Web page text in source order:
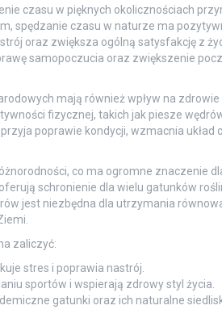
czasu w pięknych okolicznościach
spędzanie czasu w naturze ma
oraz zwiększa ogólną satysfakcję z
samopoczucia oraz zwiększenie
mają również wpływ na zdrowie
fizycznej, takich jak piesze
poprawie kondycji, wzmacnia układ
co ma ogromne znaczenie
schronienie dla wielu gatunków
jest niezbędna dla utrzymania
zaliczyć:
stres i poprawia nastrój.
sportów i wspierają zdrowy styl życia.
gatunki oraz ich naturalne